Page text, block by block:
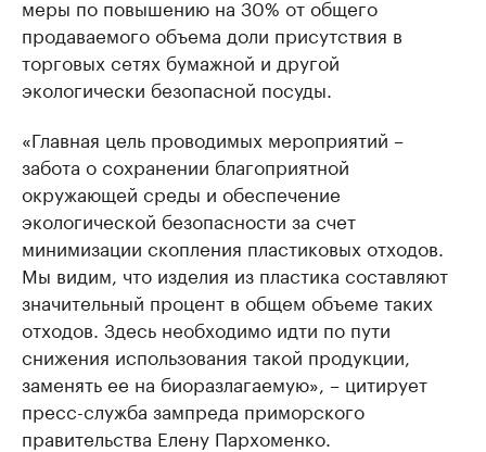
меры по повышению на 30% от общего
продаваемого объема доли присутствия в
торговых сетях бумажной и другой
экологически безопасной посуды.
«Главная цель проводимых мероприятий –
забота о сохранении благоприятной
окружающей среды и обеспечение
экологической безопасности за счет
минимизации скопления пластиковых отходов.
Мы видим, что изделия из пластика составляют
значительный процент в общем объеме таких
отходов. Здесь необходимо идти по пути
снижения использования такой продукции,
заменять ее на биоразлагаемую», – цитирует
пресс-служба зампреда приморского
правительства Елену Пархоменко.